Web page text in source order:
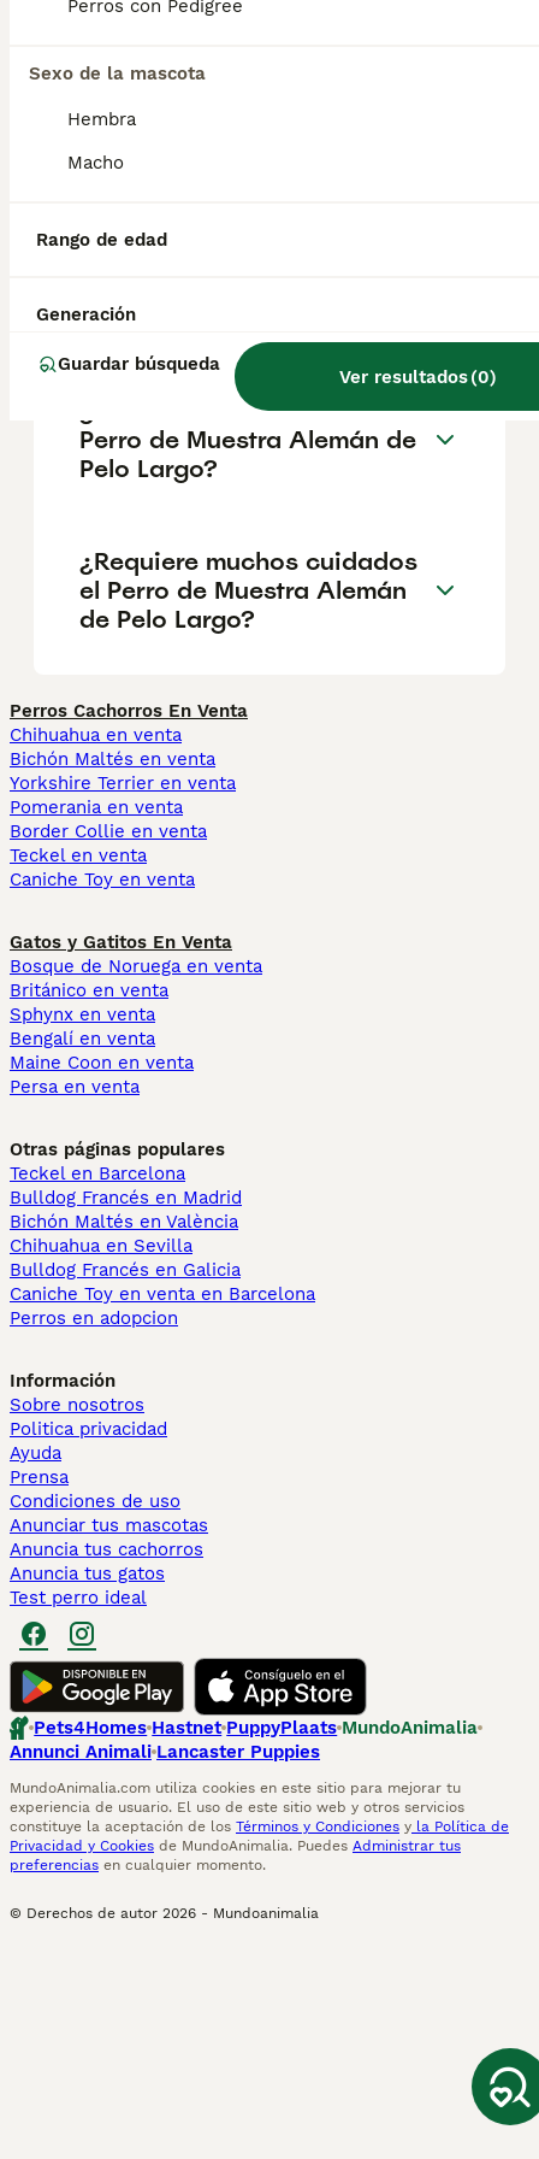
Perros con Pedigree
Sexo de la mascota
Hembra
Macho
Rango de edad
Generación
Guardar búsqueda
Ver resultados(0)
el pastor belga malinois tiene sus orígenes
perro de trabajo.
¿Cuál es la raza de perro
braco alemán?
¿Cómo es el carácter del
Perro de Muestra Alemán de
Pelo Largo?
¿Requiere muchos cuidados
el Perro de Muestra Alemán
de Pelo Largo?
Perros Cachorros En Venta
Chihuahua en venta
Bichón Maltés en venta
Yorkshire Terrier en venta
Pomerania en venta
Border Collie en venta
Teckel en venta
Caniche Toy en venta
Gatos y Gatitos En Venta
Bosque de Noruega en venta
Británico en venta
Sphynx en venta
Bengalí en venta
Maine Coon en venta
Persa en venta
Otras páginas populares
Teckel en Barcelona
Bulldog Francés en Madrid
Bichón Maltés en València
Chihuahua en Sevilla
Bulldog Francés en Galicia
Caniche Toy en venta en Barcelona
Perros en adopcion
Información
Sobre nosotros
Politica privacidad
Ayuda
Prensa
Condiciones de uso
Anunciar tus mascotas
Anuncia tus cachorros
Anuncia tus gatos
Test perro ideal
Pets4Homes Hastnet PuppyPlaats MundoAnimalia
Annunci Animali Lancaster Puppies
MundoAnimalia.com utiliza cookies en este sitio para mejorar tu
experiencia de usuario. El uso de este sitio web y otros servicios
constituye la aceptación de los Términos y Condiciones y la Política de
Privacidad y Cookies de MundoAnimalia. Puedes Administrar tus
preferencias en cualquier momento.
© Derechos de autor 2026 - Mundoanimalia